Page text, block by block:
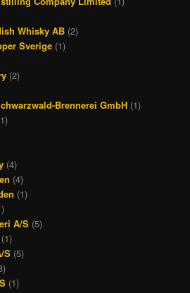
Whisky AB (2)
Sverige (1)
(2)
Brennerei GmbH (1)
(4)
(4)
(1)
A/S(5)
(1)
S(5)
(1)